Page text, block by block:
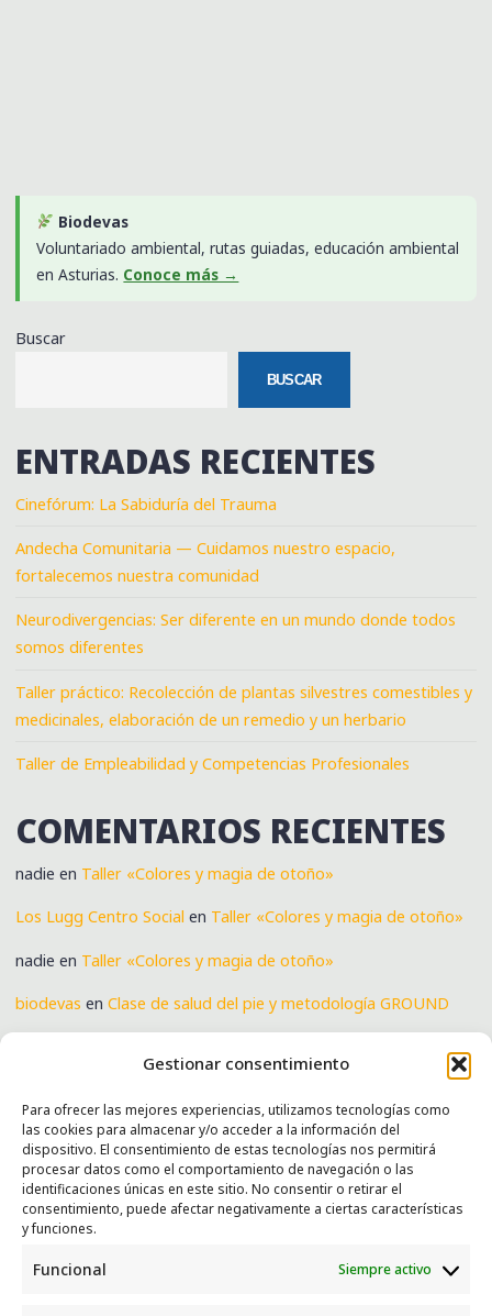
Gestionar consentimiento
Para ofrecer las mejores experiencias, utilizamos tecnologías como
las cookies para almacenar y/o acceder a la información del
dispositivo. El consentimiento de estas tecnologías nos permitirá
procesar datos como el comportamiento de navegación o las
identificaciones únicas en este sitio. No consentir o retirar el
consentimiento, puede afectar negativamente a ciertas características
y funciones.
Funcional Siempre activo
Biodevas
Voluntariado ambiental, rutas guiadas, educación ambiental
en Asturias. Conoce más →
Buscar
BUSCAR
ENTRADAS RECIENTES
Cinefórum: La Sabiduría del Trauma
Andecha Comunitaria — Cuidamos nuestro espacio,
fortalecemos nuestra comunidad
Neurodivergencias: Ser diferente en un mundo donde todos
somos diferentes
Taller práctico: Recolección de plantas silvestres comestibles y
medicinales, elaboración de un remedio y un herbario
Taller de Empleabilidad y Competencias Profesionales
COMENTARIOS RECIENTES
nadie en Taller «Colores y magia de otoño»
Los Lugg Centro Social en Taller «Colores y magia de otoño»
nadie en Taller «Colores y magia de otoño»
biodevas enClase de salud del pie y metodología GROUND
SERVICIOS
Recogida e intercambio de ropa y enseres.
INFORMACIÓN
Política de privacidad